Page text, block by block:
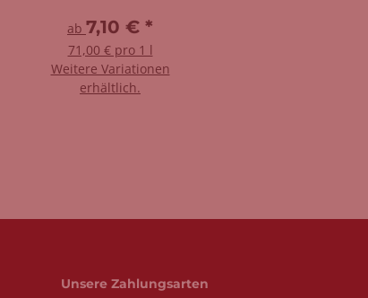
ab 7,10 € *
71,00 € pro 1 l
Weitere Variationen
erhältlich.
Unsere Zahlungsarten